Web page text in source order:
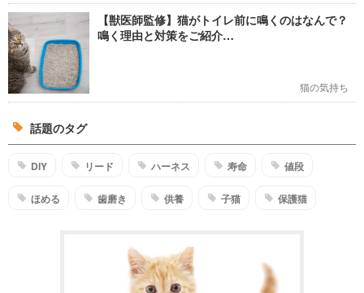
【獣医師監修】猫がトイレ前に鳴くのはなんで？
鳴く理由と対策をご紹介…
猫の気持ち
話題のタグ
DIY リード ハーネス 寿命 値段
ほめる 歯磨き 供養 子猫 保護猫